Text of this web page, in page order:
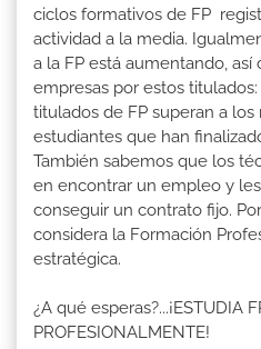
ciclos formativos de FP
actividad a la media.
a la FP está aumentando,
empresas por estos
titulados de FP superan a los
estudiantes que han
También sabemos que los
en encontrar un empleo y
conseguir un contrato fijo.
considera la Formación
estratégica.
¿A qué esperas?...¡ESTUDIA
PROFESIONALMENTE!